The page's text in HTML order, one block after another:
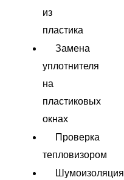
из
пластика
Замена
уплотнителя
на
пластиковых
окнах
Проверка
тепловизором
Шумоизоляция